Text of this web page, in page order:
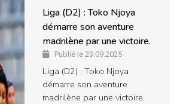
Liga (D2) : Toko Njoya
démarre son aventure
madrilène par une victoire.
Publié le 23.09.2025
Liga (D2) : Toko Njoya
démarre son aventure
madrilène par une victoire.